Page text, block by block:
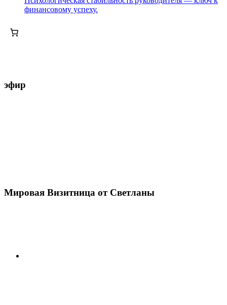
финансовому успеху.
эфир
Мировая Визитница от Светланы